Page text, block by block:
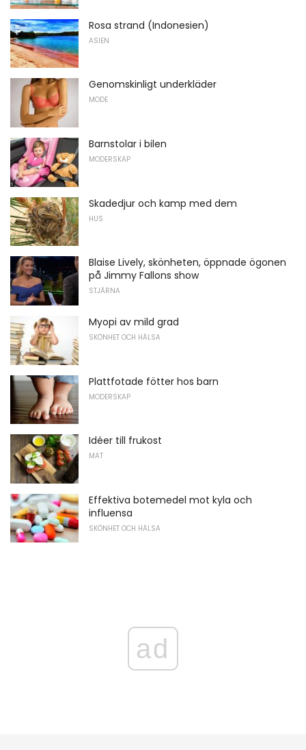
Rosa strand (Indonesien)
ASIEN
Genomskinligt underkläder
MODE
Barnstolar i bilen
MODERSKAP
Skadedjur och kamp med dem
HUS
Blaise Lively, skönheten, öppnade ögonen
på Jimmy Fallons show
STJÄRNA
Myopi av mild grad
SKÖNHET OCH HÄLSA
Plattfotade fötter hos barn
MODERSKAP
Idéer till frukost
MAT
Effektiva botemedel mot kyla och
influensa
SKÖNHET OCH HÄLSA
ad